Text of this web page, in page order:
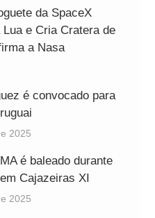
da SpaceX
e Cria Cratera de
a Nasa
é convocado para
2025
é baleado durante
Cajazeiras XI
2025